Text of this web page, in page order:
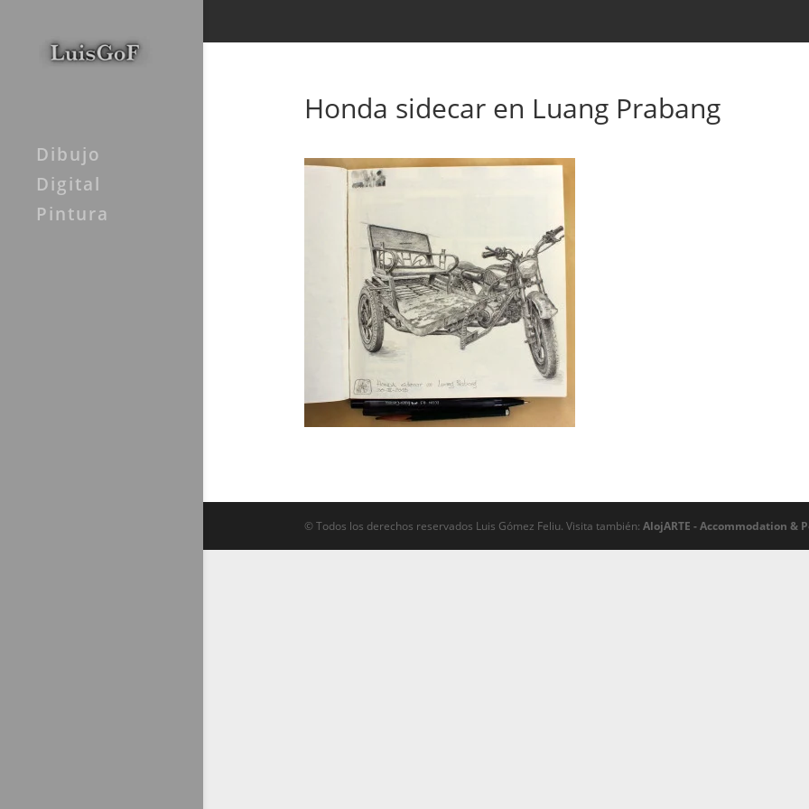
Dibujo
Digital
Pintura
Honda sidecar en Luang Prabang
© Todos los derechos reservados Luis Gómez Feliu. Visita también: AlojARTE - Accommodation &